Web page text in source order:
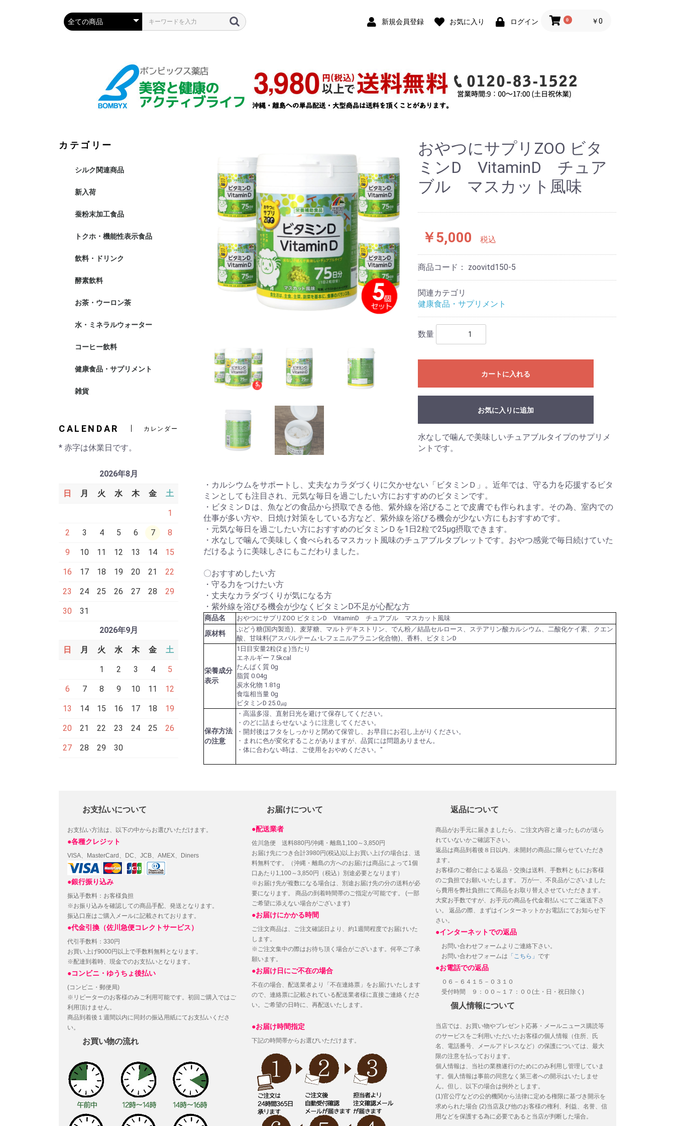
新規会員登録 お気に入り ログイン 0 ￥0
カテゴリー
シルク関連商品
新入荷
蚕粉末加工食品
トクホ・機能性表示食品
飲料・ドリンク 野菜果汁飲料
酵素飲料
お茶・ウーロン茶
水・ミネラルウォーター
コーヒー飲料
健康食品・サプリメント
雑貨
CALENDAR カレンダー
* 赤字は休業日です。
2026年8月
日 月 火 水 木 金 土
1
2 3 4 5 6 7 8
9 10 11 12 13 14 15
16 17 18 19 20 21 22
23 24 25 26 27 28 29
30
31
2026年9月
日 月 火 水 木 金 土
1 2 3 4 5
6 7 8 9 10 11 12
13 14 15 16 17 18 19
20 21 22 23 24 25 26
27 28 29 30
おやつにサプリZOO ビタ
ミンD VitaminD チュア
ブル マスカット風味
￥5,000 税込
商品コード： zoovitd150-5
関連カテゴリ
健康食品・サプリメント
数量
カートに入れる
お気に入りに追加
水なしで噛んで美味しいチュアブルタイプのサプリメ
ントです。
・カルシウムをサポートし、丈夫なカラダづくりに欠かせない「ビタミンＤ」。近年では、守る力を応援するビタ
ミンとしても注目され、元気な毎日を過ごしたい方におすすめのビタミンです。
・ビタミンＤは、魚などの食品から摂取できる他、紫外線を浴びることで皮膚でも作られます。その為、室内での
仕事が多い方や、日焼け対策をしている方など、紫外線を浴びる機会が少ない方にもおすすめです。
・元気な毎日を過ごしたい方におすすめのビタミンＤを1日2粒で25µg摂取できます。
・水なしで噛んで美味しく食べられるマスカット風味のチュアブルタブレットです。おやつ感覚で毎日続けていた
だけるように美味しさにもこだわりました。
〇おすすめしたい方
・守る力をつけたい方
・丈夫なカラダづくりが気になる方
・紫外線を浴びる機会が少なくビタミンD不足が心配な方
商品名 おやつにサプリZOO ビタミンD VitaminD チュアブル マスカット風味
原材料
ぶどう糖(国内製造)、麦芽糖、マルトデキストリン、でん粉／結晶セルロース、ステアリン酸カルシウム、二酸化ケイ素、クエン
酸、甘味料(アスパルテーム･L-フェニルアラニン化合物)、香料、ビタミンD
栄養成分
表示
1日目安量2粒(2ｇ)当たり
エネルギー 7.5kcal
たんぱく質 0g
脂質 0.04g
炭水化物 1.81g
食塩相当量 0g
ビタミンD 25.0㎍
保存方法
の注意
・高温多湿、直射日光を避けて保存してください。
・のどに詰まらせないように注意してください。
・開封後はフタをしっかりと閉めて保管し、お早目にお召し上がりください。
・まれに色が変化することがありますが、品質には問題ありません。
・体に合わない時は、ご使用をおやめください。"
お支払いについて
お支払い方法は、以下の中からお選びいただけます。
●各種クレジット
VISA、MasterCard、DC、JCB、AMEX、Diners
●銀行振り込み
振込手数料：お客様負担
※お振り込みを確認しての商品手配、発送となります。
振込口座はご購入メールに記載されております。
●代金引換（佐川急便コレクトサービス）
代引手数料：330円
お買い上げ9000円以上で手数料無料となります。
※配達到着時、現金でのお支払いとなります。
●コンビニ・ゆうちょ後払い
(コンビニ・郵便局)
※リピーターのお客様のみご利用可能です。初回ご購入ではご
利用頂けません。
商品到着後１週間以内に同封の振込用紙にてお支払いくださ
い。
お買い物の流れ
お届けについて
●配送業者
佐川急便 送料880円/沖縄・離島1,100～3,850円
お届け先につき合計3980円(税込)以上お買い上げの場合は、送
料無料です。（沖縄・離島の方へのお届けは商品によって1個
口あたり1,100～3,850円（税込）別途必要となります）
※お届け先が複数になる場合は、別途お届け先の分の送料が必
要になります。
商品の到着時間帯のご指定が可能です。
(一部
ご希望に添えない場合がございます)
●お届けにかかる時間
ご注文商品は、ご注文確認日より、約1週間程度でお届けいた
します。
※ご注文集中の際はお待ち頂く場合がございます。何卒ご了承
願います。
●お届け日にご不在の場合
不在の場合、配送業者より「不在連絡票」をお届けいたします
ので、連絡票に記載されている配送業者様に直接ご連絡くださ
い。ご希望の日時に、再配送いたします。
●お届け時間指定
下記の時間帯からお選びいただけます。
返品について
商品がお手元に届きましたら、ご注文内容と違ったものが送ら
れていないかご確認下さい。
返品は商品到着後８日以内、未開封の商品に限らせていただき
ます。
お客様のご都合による返品・交換は送料、手数料ともにお客様
のご負担でお願いいたします。
万が一、不良品がございました
ら費用を弊社負担にて商品をお取り替えさせていただきます。
大変お手数ですが、お手元の商品を代金着払いにてご返送下さ
い。
返品の際、まずはインターネットかお電話にてお知らせ下
さい。
●インターネットでの返品
お問い合わせフォームよりご連絡下さい。
お問い合わせフォームは 「こちら」です
●お電話での返品
０６－６４１５－０３１０
受付時間 ９：００～１７：００(土・日・祝日除く)
個人情報について
当店では、お買い物やプレゼント応募・メールニュース購読等
のサービスをご利用いただいたお客様の個人情報（住所、氏
名、電話番号、メールアドレスなど）の保護については、最大
限の注意を払っております。
個人情報は、当社の業務遂行のためにのみ利用し管理していま
す。個人情報は事前の同意なく第三者への開示はいたしませ
ん。但し、以下の場合は例外とします。
(1)官公庁などの公的機関から法律に定める権限に基づき開示を
求められた場合 (2)当店及び他のお客様の権利、利益、名誉、信
用などを保護する為に必要であると当店が判断した場合。